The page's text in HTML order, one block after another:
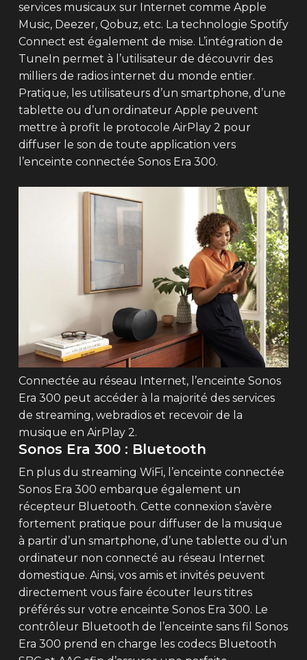
services musicaux sur Internet comme Apple
Music, Deezer, Qobuz, etc. La technologie Spotify
Connect est également de mise. L’intégration de
TuneIn permet à l’utilisateur de découvrir des
milliers de radios internet du monde entier.
Pratique, les utilisateurs d’un smartphone, d’une
tablette ou d’un ordinateur Apple peuvent
mettre à profit le protocole AirPlay 2 pour
diffuser le son de toute application vers
l’enceinte connectée Sonos Era 300.
Connectée au réseau Internet, l’enceinte Sonos
Era 300 peut accéder à la majorité des services
de streaming, webradios et recevoir de la
musique en AirPlay 2.
Sonos Era 300 : Bluetooth
En plus du streaming WiFi, l’enceinte connectée
Sonos Era 300 embarque également un
récepteur Bluetooth. Cette connexion s’avère
fortement pratique pour diffuser de la musique
à partir d’un smartphone, d’une tablette ou d’un
ordinateur non connecté au réseau Internet
domestique. Ainsi, vos amis et invités peuvent
directement vous faire écouter leurs titres
préférés sur votre enceinte Sonos Era 300. Le
contrôleur Bluetooth de l’enceinte sans fil Sonos
Era 300 prend en charge les codecs Bluetooth